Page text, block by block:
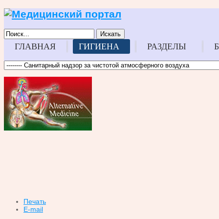
Искать
ГЛАВНАЯ ГИГИЕНА РАЗДЕЛЫ
Печать
E-mail